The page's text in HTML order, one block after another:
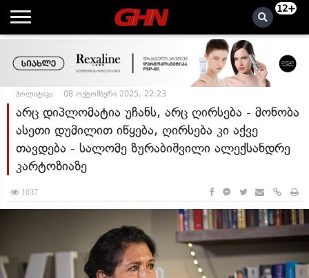
12+
პოლიტიკა 08 ოქტომბერი 2025, 22:23
არც დიპლომატია უჩანს, არც ღირსება - მონობა
ასეთი დუმილით იწყება, ღირსება კი აქვე
თავდება - სალომე ზურაბიშვილი ალექსანდრე
კარტოზიაზე
1037